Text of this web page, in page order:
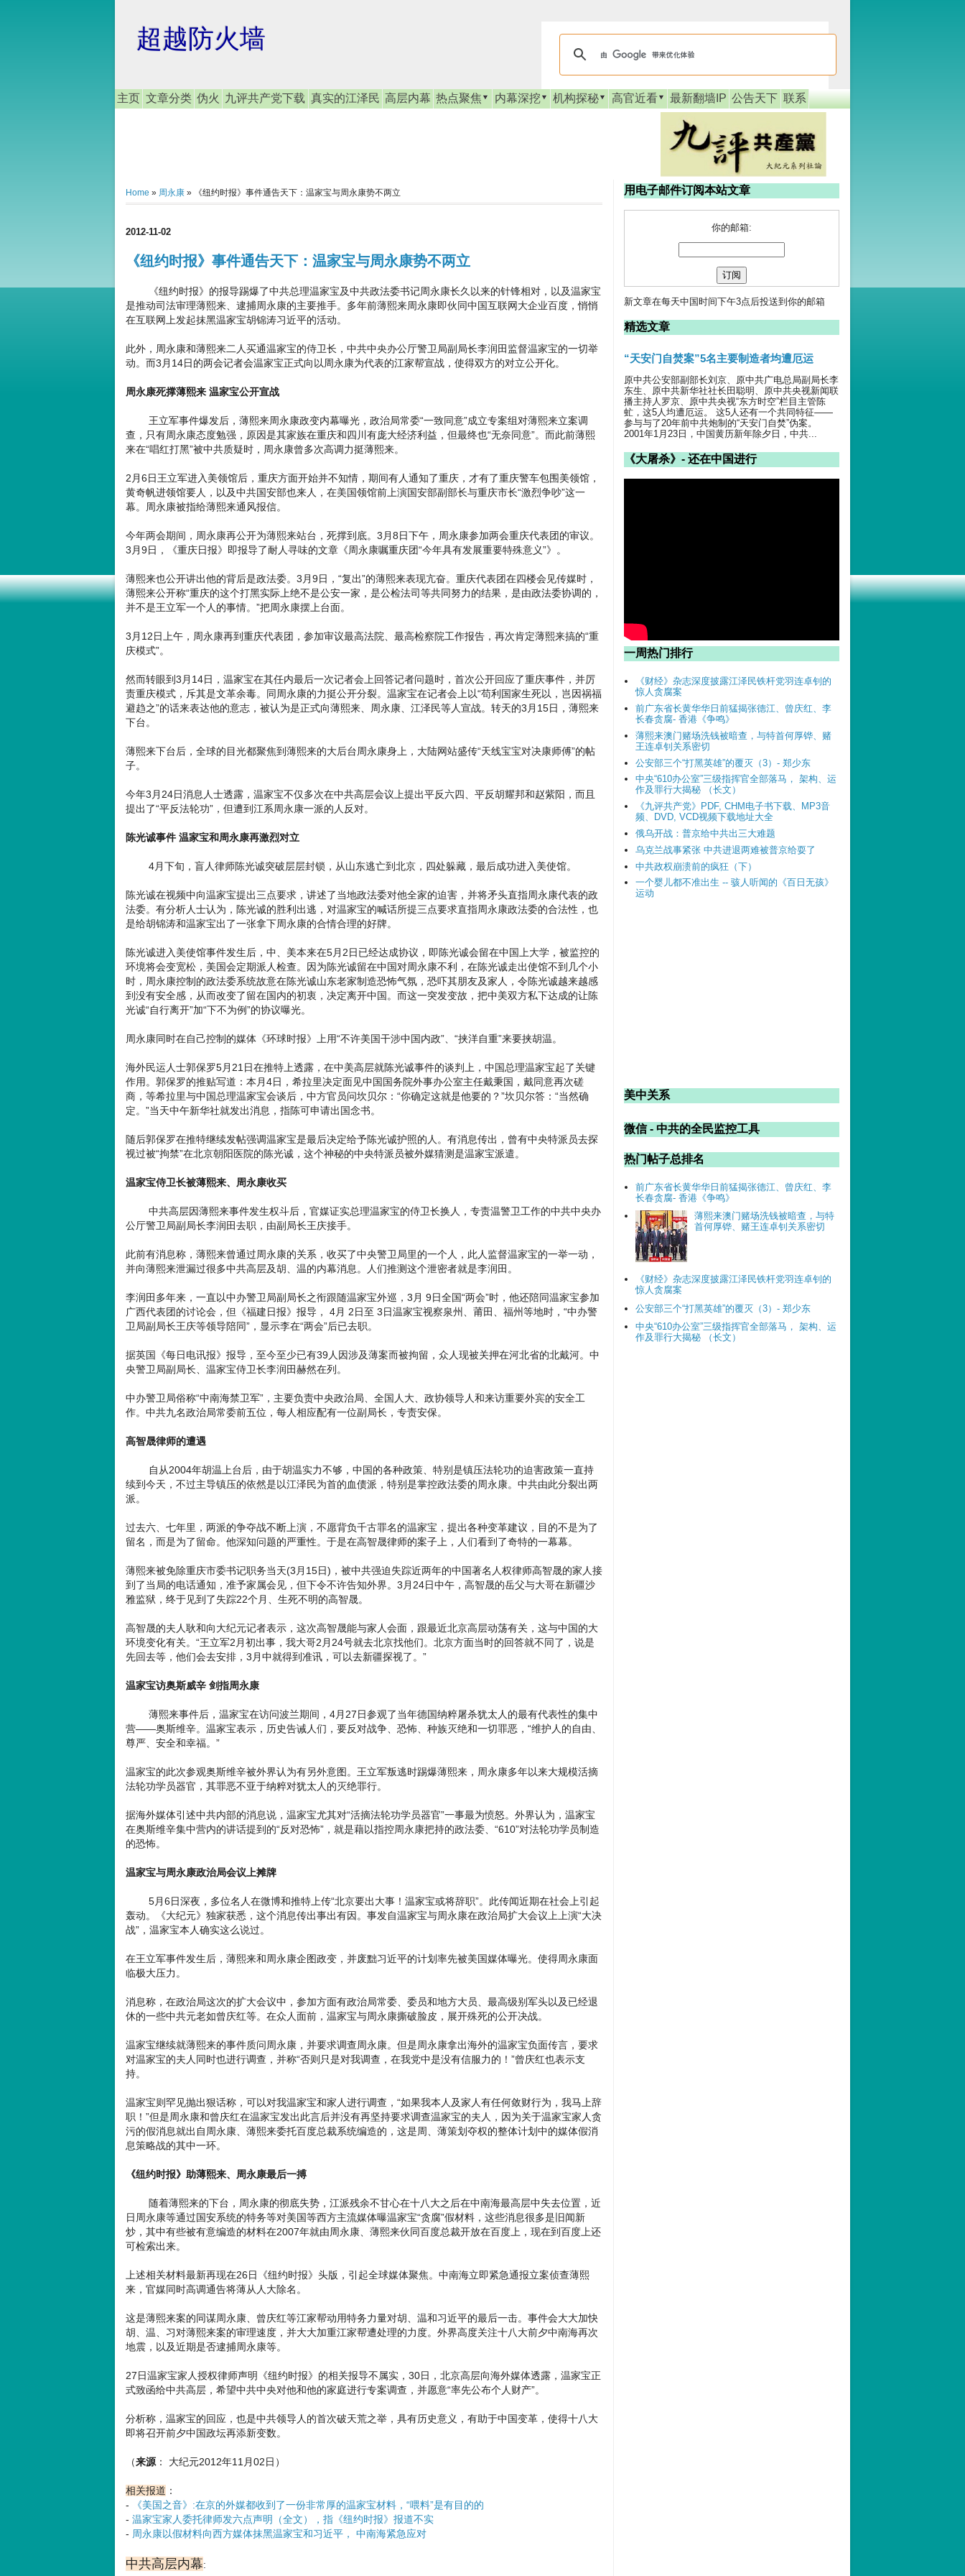
超越防火墙
主页 文章分类 伪火 九评共产党下载 真实的江泽民 高层内幕 热点聚焦 内幕深挖 机构探秘 高官近看 最新翻墙IP 公告天下 联系
Home » 周永康 » 《纽约时报》事件通告天下：温家宝与周永康势不两立
2012-11-02
《纽约时报》事件通告天下：温家宝与周永康势不两立
《纽约时报》的报导踢爆了中共总理温家宝及中共政法委书记周永康长久以来的针锋相对，以及温家宝
是推动司法审理薄熙来、逮捕周永康的主要推手。多年前薄熙来周永康即伙同中国互联网大企业百度，悄悄
在互联网上发起抹黑温家宝胡锦涛习近平的活动。
此外，周永康和薄熙来二人买通温家宝的侍卫长，中共中央办公厅警卫局副局长李润田监督温家宝的一切举
动。而3月14日的两会记者会温家宝正式向以周永康为代表的江家帮宣战，使得双方的对立公开化。
周永康死撑薄熙来 温家宝公开宣战
王立军事件爆发后，薄熙来周永康政变内幕曝光，政治局常委“一致同意”成立专案组对薄熙来立案调
查，只有周永康态度勉强，原因是其家族在重庆和四川有庞大经济利益，但最终也“无奈同意”。而此前薄熙
来在“唱红打黑”被中共质疑时，周永康曾多次高调力挺薄熙来。
2月6日王立军进入美领馆后，重庆方面开始并不知情，期间有人通知了重庆，才有了重庆警车包围美领馆，
黄奇帆进领馆要人，以及中共国安部也来人，在美国领馆前上演国安部副部长与重庆市长“激烈争吵”这一
幕。周永康被指给薄熙来通风报信。
今年两会期间，周永康再公开为薄熙来站台，死撑到底。3月8日下午，周永康参加两会重庆代表团的审议。
3月9日，《重庆日报》即报导了耐人寻味的文章《周永康嘱重庆团“今年具有发展重要特殊意义”》。
薄熙来也公开讲出他的背后是政法委。3月9日，“复出”的薄熙来表现亢奋。重庆代表团在四楼会见传媒时，
薄熙来公开称“重庆的这个打黑实际上绝不是公安一家，是公检法司等共同努力的结果，是由政法委协调的，
并不是王立军一个人的事情。”把周永康摆上台面。
3月12日上午，周永康再到重庆代表团，参加审议最高法院、最高检察院工作报告，再次肯定薄熙来搞的“重
庆模式”。
然而转眼到3月14日，温家宝在其任内最后一次记者会上回答记者问题时，首次公开回应了重庆事件，并厉
责重庆模式，斥其是文革余毒。同周永康的力挺公开分裂。温家宝在记者会上以“苟利国家生死以，岂因祸福
避趋之”的话来表达他的意志，被认为是正式向薄熙来、周永康、江泽民等人宣战。转天的3月15日，薄熙来
下台。
薄熙来下台后，全球的目光都聚焦到薄熙来的大后台周永康身上，大陆网站盛传“天线宝宝对决康师傅”的帖
子。
今年3月24日消息人士透露，温家宝不仅多次在中共高层会议上提出平反六四、平反胡耀邦和赵紫阳，而且
提出了“平反法轮功”，但遭到江系周永康一派的人反对。
陈光诚事件 温家宝和周永康再激烈对立
4月下旬，盲人律师陈光诚突破层层封锁，从山东逃亡到北京，四处躲藏，最后成功进入美使馆。
陈光诚在视频中向温家宝提出三点要求，讲述了当地政法委对他全家的迫害，并将矛头直指周永康代表的政
法委。有分析人士认为，陈光诚的胜利出逃，对温家宝的喊话所提三点要求直指周永康政法委的合法性，也
是给胡锦涛和温家宝出了一张拿下周永康的合情合理的好牌。
陈光诚进入美使馆事件发生后，中、美本来在5月2日已经达成协议，即陈光诚会留在中国上大学，被监控的
环境将会变宽松，美国会定期派人检查。因为陈光诚留在中国对周永康不利，在陈光诚走出使馆不到几个小
时，周永康控制的政法委系统故意在陈光诚山东老家制造恐怖气氛，恐吓其朋友及家人，令陈光诚越来越感
到没有安全感，从而改变了留在国内的初衷，决定离开中国。而这一突发变故，把中美双方私下达成的让陈
光诚“自行离开”加“下不为例”的协议曝光。
周永康同时在自己控制的媒体《环球时报》上用“不许美国干涉中国内政”、“挟洋自重”来要挟胡温。
海外民运人士郭保罗5月21日在推特上透露，在中美高层就陈光诚事件的谈判上，中国总理温家宝起了关键
作用。郭保罗的推贴写道：本月4日，希拉里决定面见中国国务院外事办公室主任戴秉国，戴同意再次磋
商，等希拉里与中国总理温家宝会谈后，中方官员问坎贝尔：“你确定这就是他要的？”坎贝尔答：“当然确
定。”当天中午新华社就发出消息，指陈可申请出国念书。
随后郭保罗在推特继续发帖强调温家宝是最后决定给予陈光诚护照的人。有消息传出，曾有中央特派员去探
视过被“拘禁”在北京朝阳医院的陈光诚，这个神秘的中央特派员被外媒猜测是温家宝派遣。
温家宝侍卫长被薄熙来、周永康收买
中共高层因薄熙来事件发生权斗后，官媒证实总理温家宝的侍卫长换人，专责温警卫工作的中共中央办
公厅警卫局副局长李润田去职，由副局长王庆接手。
此前有消息称，薄熙来曾通过周永康的关系，收买了中央警卫局里的一个人，此人监督温家宝的一举一动，
并向薄熙来泄漏过很多中共高层及胡、温的内幕消息。人们推测这个泄密者就是李润田。
李润田多年来，一直以中办警卫局副局长之衔跟随温家宝外巡，3月 9日全国“两会”时，他还陪同温家宝参加
广西代表团的讨论会，但《福建日报》报导， 4月 2日至 3日温家宝视察泉州、莆田、福州等地时，“中办警
卫局副局长王庆等领导陪同”，显示李在“两会”后已去职。
据英国《每日电讯报》报导，至今至少已有39人因涉及薄案而被拘留，众人现被关押在河北省的北戴河。中
央警卫局副局长、温家宝侍卫长李润田赫然在列。
中办警卫局俗称“中南海禁卫军”，主要负责中央政治局、全国人大、政协领导人和来访重要外宾的安全工
作。中共九名政治局常委前五位，每人相应配有一位副局长，专责安保。
高智晟律师的遭遇
自从2004年胡温上台后，由于胡温实力不够，中国的各种政策、特别是镇压法轮功的迫害政策一直持
续到今天，不过主导镇压的依然是以江泽民为首的血债派，特别是掌控政法委的周永康。中共由此分裂出两
派。
过去六、七年里，两派的争夺战不断上演，不愿背负千古罪名的温家宝，提出各种变革建议，目的不是为了
留名，而是为了留命。他深知问题的严重性。于是在高智晟律师的案子上，人们看到了奇特的一幕幕。
薄熙来被免除重庆市委书记职务当天(3月15日)，被中共强迫失踪近两年的中国著名人权律师高智晟的家人接
到了当局的电话通知，准予家属会见，但下令不许告知外界。3月24日中午，高智晟的岳父与大哥在新疆沙
雅监狱，终于见到了失踪22个月、生死不明的高智晟。
高智晟的夫人耿和向大纪元记者表示，这次高智晟能与家人会面，跟最近北京高层动荡有关，这与中国的大
环境变化有关。“王立军2月初出事，我大哥2月24号就去北京找他们。北京方面当时的回答就不同了，说是
先回去等，他们会去安排，3月中就得到准讯，可以去新疆探视了。”
温家宝访奥斯威辛 剑指周永康
薄熙来事件后，温家宝在访问波兰期间，4月27日参观了当年德国纳粹屠杀犹太人的最有代表性的集中
营——奥斯维辛。温家宝表示，历史告诫人们，要反对战争、恐怖、种族灭绝和一切罪恶，“维护人的自由、
尊严、安全和幸福。”
温家宝的此次参观奥斯维辛被外界认为有另外意图。王立军叛逃时踢爆薄熙来，周永康多年以来大规模活摘
法轮功学员器官，其罪恶不亚于纳粹对犹太人的灭绝罪行。
据海外媒体引述中共内部的消息说，温家宝尤其对“活摘法轮功学员器官”一事最为愤怒。外界认为，温家宝
在奥斯维辛集中营内的讲话提到的“反对恐怖”，就是藉以指控周永康把持的政法委、“610”对法轮功学员制造
的恐怖。
温家宝与周永康政治局会议上摊牌
5月6日深夜，多位名人在微博和推特上传“北京要出大事！温家宝或将辞职”。此传闻近期在社会上引起
轰动。《大纪元》独家获悉，这个消息传出事出有因。事发自温家宝与周永康在政治局扩大会议上上演“大决
战”，温家宝本人确实这么说过。
在王立军事件发生后，薄熙来和周永康企图政变，并废黜习近平的计划率先被美国媒体曝光。使得周永康面
临极大压力。
消息称，在政治局这次的扩大会议中，参加方面有政治局常委、委员和地方大员、最高级别军头以及已经退
休的一些中共元老如曾庆红等。在众人面前，温家宝与周永康撕破脸皮，展开殊死的公开决战。
温家宝继续就薄熙来的事件质问周永康，并要求调查周永康。但是周永康拿出海外的温家宝负面传言，要求
对温家宝的夫人同时也进行调查，并称“否则只是对我调查，在我党中是没有信服力的！”曾庆红也表示支
持。
温家宝则罕见抛出狠话称，可以对我温家宝和家人进行调查，“如果我本人及家人有任何敛财行为，我马上辞
职！”但是周永康和曾庆红在温家宝发出此言后并没有再坚持要求调查温家宝的夫人，因为关于温家宝家人贪
污的假消息就出自周永康、薄熙来委托百度总裁系统编造的，这是周、薄策划夺权的整体计划中的媒体假消
息策略战的其中一环。
《纽约时报》助薄熙来、周永康最后一搏
随着薄熙来的下台，周永康的彻底失势，江派残余不甘心在十八大之后在中南海最高层中失去位置，近
日周永康等通过国安系统的特务等对美国等西方主流媒体曝温家宝“贪腐”假材料，这些消息很多是旧闻新
炒，其中有些被有意编造的材料在2007年就由周永康、薄熙来伙同百度总裁开放在百度上，现在到百度上还
可检索出来。
上述相关材料最新再现在26日《纽约时报》头版，引起全球媒体聚焦。中南海立即紧急通报立案侦查薄熙
来，官媒同时高调通告将薄从人大除名。
这是薄熙来案的同谋周永康、曾庆红等江家帮动用特务力量对胡、温和习近平的最后一击。事件会大大加快
胡、温、习对薄熙来案的审理速度，并大大加重江家帮遭处理的力度。外界高度关注十八大前夕中南海再次
地震，以及近期是否逮捕周永康等。
27日温家宝家人授权律师声明《纽约时报》的相关报导不属实，30日，北京高层向海外媒体透露，温家宝正
式致函给中共高层，希望中共中央对他和他的家庭进行专案调查，并愿意“率先公布个人财产”。
分析称，温家宝的回应，也是中共领导人的首次破天荒之举，具有历史意义，有助于中国变革，使得十八大
即将召开前夕中国政坛再添新变数。
（来源 ： 大纪元2012年11月02日）
相关报道 ：
-
《美国之音》:在京的外媒都收到了一份非常厚的温家宝材料，“喂料”是有目的的
- 温家宝家人委托律师发六点声明（全文），指《纽约时报》报道不实
- 周永康以假材料向西方媒体抹黑温家宝和习近平， 中南海紧急应对
中共高层内幕:
用电子邮件订阅本站文章
你的邮箱:
新文章在每天中国时间下午3点后投送到你的邮箱
精选文章
“天安门自焚案”5名主要制造者均遭厄运
原中共公安部副部长刘京、原中共广电总局副局长李
东生、原中共新华社社长田聪明、原中共央视新闻联
播主持人罗京、原中共央视“东方时空”栏目主管陈
虻，这5人均遭厄运。 这5人还有一个共同特征——
参与与了20年前中共炮制的“天安门自焚”伪案。
2001年1月23日，中国黄历新年除夕日，中共...
《大屠杀》- 还在中国进行
一周热门排行
《财经》杂志深度披露江泽民铁杆党羽连卓钊的
惊人贪腐案
前广东省长黄华华日前猛揭张德江、曾庆红、李
长春贪腐- 香港《争鸣》
薄熙来澳门赌场洗钱被暗查，与特首何厚铧、赌
王连卓钊关系密切
公安部三个“打黑英雄”的覆灭（3）- 郑少东
中央“610办公室”三级指挥官全部落马， 架构、运
作及罪行大揭秘 （长文）
《九评共产党》PDF, CHM电子书下载、MP3音
频、DVD, VCD视频下载地址大全
俄乌开战：普京给中共出三大难题
乌克兰战事紧张 中共进退两难被普京给耍了
中共政权崩溃前的疯狂（下）
一个婴儿都不准出生 -- 骇人听闻的《百日无孩》
运动
美中关系
微信 - 中共的全民监控工具
热门帖子总排名
前广东省长黄华华日前猛揭张德江、曾庆红、李
长春贪腐- 香港《争鸣》
薄熙来澳门赌场洗钱被暗查，与特
首何厚铧、赌王连卓钊关系密切
《财经》杂志深度披露江泽民铁杆党羽连卓钊的
惊人贪腐案
公安部三个“打黑英雄”的覆灭（3）- 郑少东
中央“610办公室”三级指挥官全部落马， 架构、运
作及罪行大揭秘 （长文）